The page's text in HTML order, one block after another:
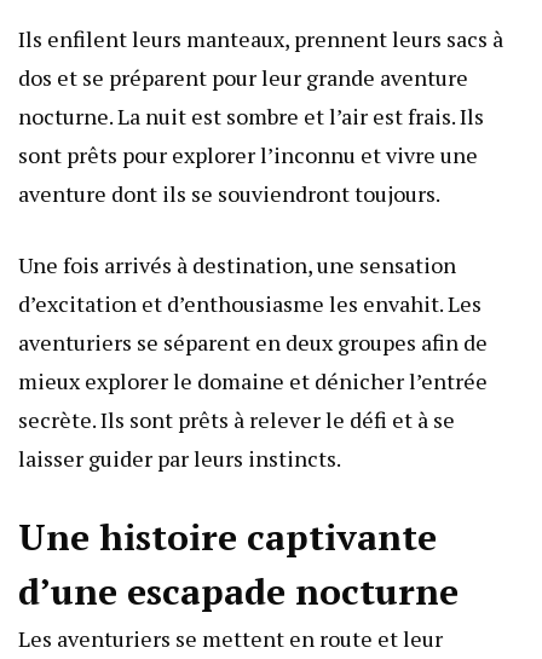
Ils enfilent leurs manteaux, prennent leurs sacs à
dos et se préparent pour leur grande aventure
nocturne. La nuit est sombre et l’air est frais. Ils
sont prêts pour explorer l’inconnu et vivre une
aventure dont ils se souviendront toujours.
Une fois arrivés à destination, une sensation
d’excitation et d’enthousiasme les envahit. Les
aventuriers se séparent en deux groupes afin de
mieux explorer le domaine et dénicher l’entrée
secrète. Ils sont prêts à relever le défi et à se
laisser guider par leurs instincts.
Une histoire captivante
d’une escapade nocturne
Les aventuriers se mettent en route et leur